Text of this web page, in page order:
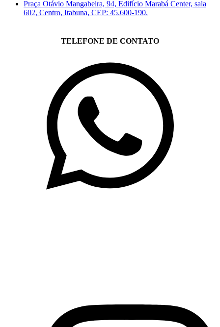
Praça Otávio Mangabeira, 94, Edifício Marabá Center, sala
602, Centro, Itabuna, CEP: 45.600-190.
TELEFONE DE CONTATO